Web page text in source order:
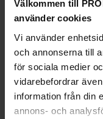
Välkommen till
använder cookies
Vi använder
och annonserna till
för sociala medier
vidarebefordrar
information från din
annons- och